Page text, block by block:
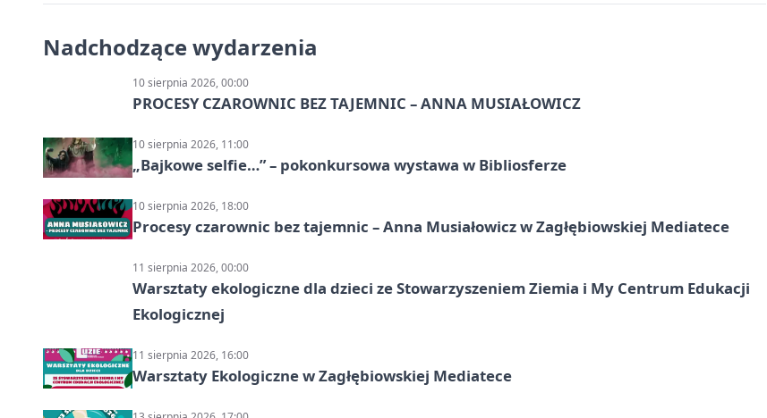
Nadchodzące wydarzenia
10 sierpnia 2026, 00:00
PROCESY CZAROWNIC BEZ TAJEMNIC – ANNA MUSIAŁOWICZ
10 sierpnia 2026, 11:00
„Bajkowe selfie…” – pokonkursowa wystawa w Bibliosferze
10 sierpnia 2026, 18:00
Procesy czarownic bez tajemnic – Anna Musiałowicz w Zagłębiowskiej Mediatece
11 sierpnia 2026, 00:00
Warsztaty ekologiczne dla dzieci ze Stowarzyszeniem Ziemia i My Centrum Edukacji
Ekologicznej
11 sierpnia 2026, 16:00
Warsztaty Ekologiczne w Zagłębiowskiej Mediatece